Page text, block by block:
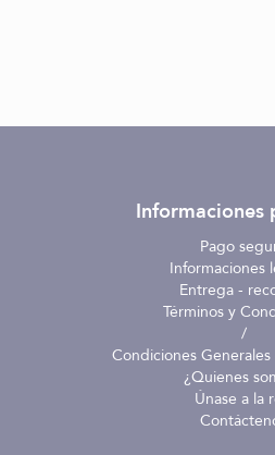
Informaciones
Pago
Informaciones
Entrega -
Términos y
/
Condiciones
¿Quienes
Únase a la